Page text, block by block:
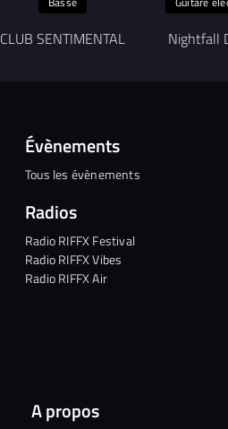
CLUB SENTIMENTAL Nightfall
Évènements
Tous les évènements
Radios
Radio RIFFX Festival
Radio RIFFX Vibes
Radio RIFFX Air
A propos